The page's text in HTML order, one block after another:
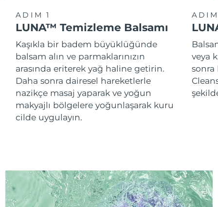
ADIM 1
LUNA™ Temizleme Balsamı
Kaşıkla bir badem büyüklüğünde
balsam alın ve parmaklarınızın
arasında eriterek yağ haline getirin.
Daha sonra dairesel hareketlerle
nazikçe masaj yaparak ve yoğun
makyajlı bölgelere yoğunlaşarak kuru
cilde uygulayın.
veya
sonra